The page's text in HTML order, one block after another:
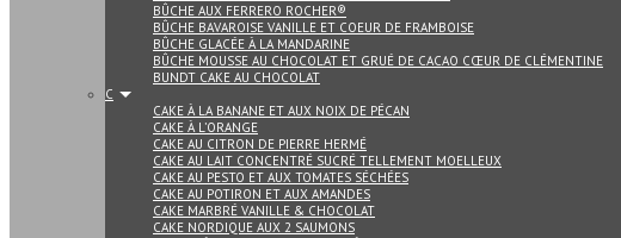
BÛCHE AUX FERRERO ROCHER®
BÛCHE BAVAROISE VANILLE ET COEUR DE FRAMBOISE
BÛCHE GLACÉE À LA MANDARINE
BÛCHE MOUSSE AU CHOCOLAT ET GRUÉ DE CACAO CŒUR DE CLÉMENTINE
BUNDT CAKE AU CHOCOLAT
C
CAKE À LA BANANE ET AUX NOIX DE PÉCAN
CAKE À L’ORANGE
CAKE AU CITRON DE PIERRE HERMÉ
CAKE AU LAIT CONCENTRÉ SUCRÉ TELLEMENT MOELLEUX
CAKE AU PESTO ET AUX TOMATES SÉCHÉES
CAKE AU POTIRON ET AUX AMANDES
CAKE MARBRÉ VANILLE & CHOCOLAT
CAKE NORDIQUE AUX 2 SAUMONS